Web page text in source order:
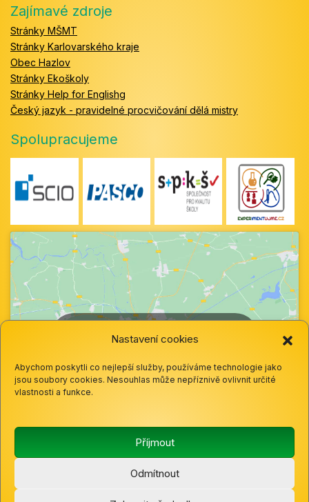
Nastavení cookies
Abychom poskytli co nejlepší služby, používáme technologie jako
jsou soubory cookies. Nesouhlas může nepříznivě ovlivnit určité
vlastnosti a funkce.
Příjmout
Odmítnout
Zajímavé zdroje
Stránky MŠMT
Stránky Karlovarského kraje
Obec Hazlov
Stránky Ekoškoly
Stránky Help for Englishg
Český jazyk - pravidelné procvičování dělá mistry
Spolupracujeme
cookie a povolte tento obsah